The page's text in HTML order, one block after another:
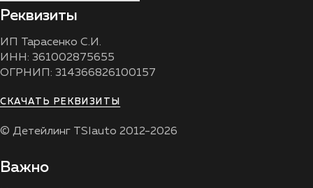
Реквизиты
ИП Тарасенко С.И.
ИНН: 361002875655
ОГРНИП: 314366826100157
СКАЧАТЬ РЕКВИЗИТЫ
© Детейлинг TSIauto 2012-2026
Важно